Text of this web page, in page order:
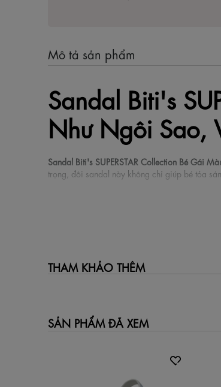
Mô tả sản phẩm
Sandal Biti's
Như Ngôi Sao,
Sandal Biti's SUPERSTAR Collection Bé Gái
trọng, đôi sandal này không chỉ giúp bé tỏa
Công nghệ đế IP siêu nhẹ: Sử dụng
Thông số kỹ thuật sản phẩm
Màu sắc: Bạc (Silver) phối đế đen.
Chất liệu quai: Si PU mềm.
THAM KHẢO THÊM
SẢN PHẨM ĐÃ XEM